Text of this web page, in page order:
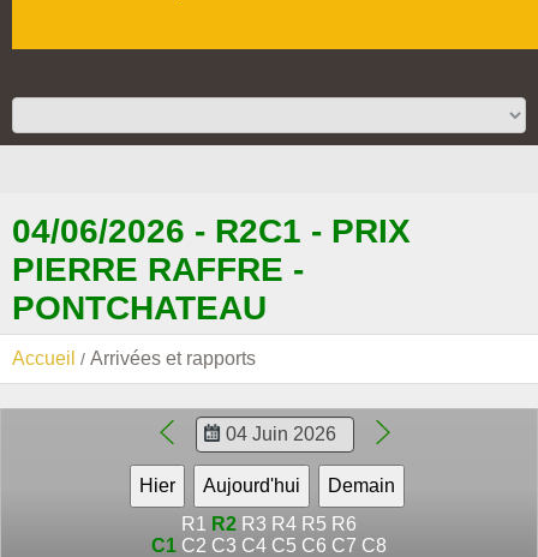
04/06/2026 - R2C1 - PRIX
PIERRE RAFFRE -
PONTCHATEAU
Accueil Arrivées et rapports
R1 R2 R3 R4 R5 R6
C1 C2 C3 C4 C5 C6 C7 C8